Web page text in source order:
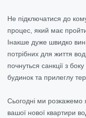
Не підключатися до
процес, який має
Інакше дуже швидко
потрібних для життя
почнуться санкції з
будинок та прилеглу
Сьогодні ми розкажемо
вашої нової квартири